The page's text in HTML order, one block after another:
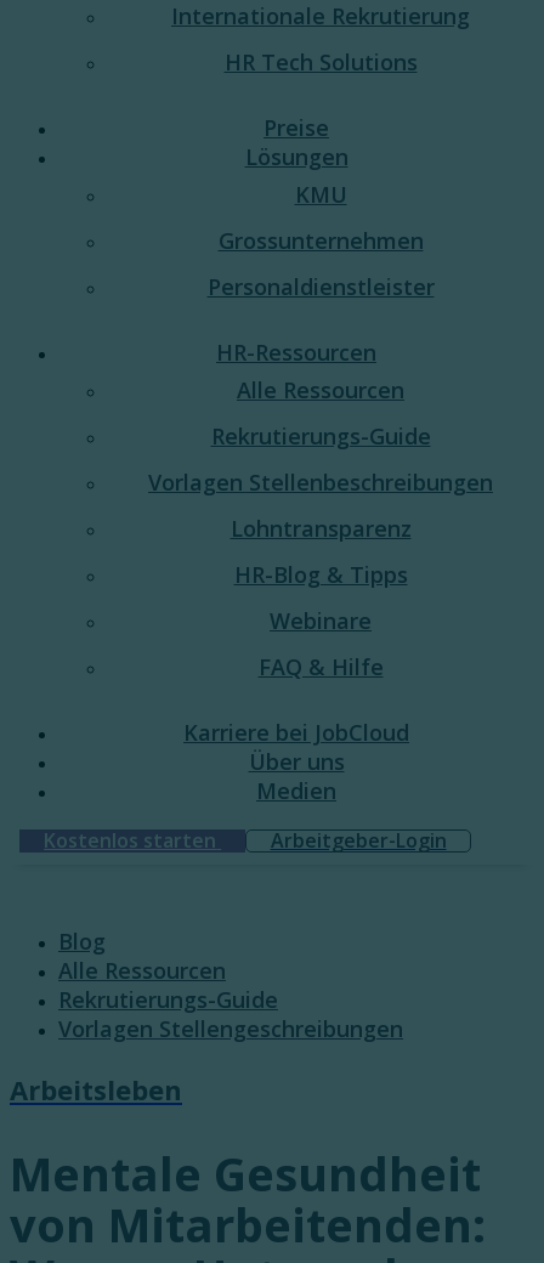
Internationale Rekrutierung
HR Tech Solutions
Preise
Lösungen
KMU
Grossunternehmen
Personaldienstleister
HR-Ressourcen
Alle Ressourcen
Rekrutierungs-Guide
Vorlagen Stellenbeschreibungen
Lohntransparenz
HR-Blog & Tipps
Webinare
FAQ & Hilfe
Karriere bei JobCloud​
Über uns
Medien
Kostenlos starten Arbeitgeber-Login
Blog
Alle Ressourcen
Rekrutierungs-Guide
Vorlagen Stellengeschreibungen
Arbeitsleben
Mentale Gesundheit
von Mitarbeitenden: